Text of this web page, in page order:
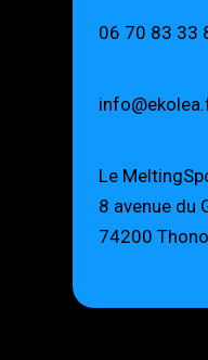
06 70 83 33
Le
8 avenue du
74200